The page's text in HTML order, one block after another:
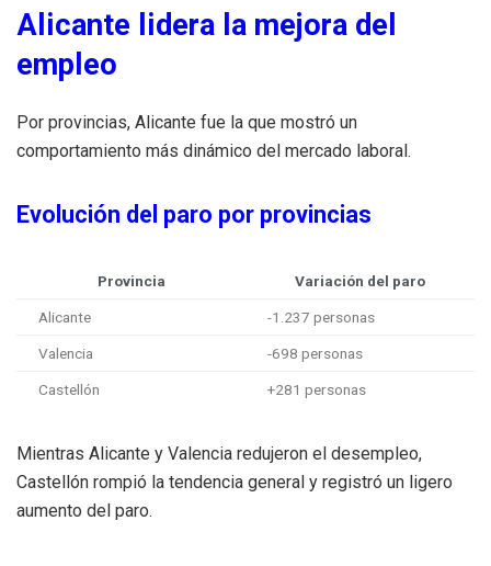
Alicante lidera la mejora del
empleo
Por provincias, Alicante fue la que mostró un
comportamiento más dinámico del mercado laboral.
Evolución del paro por provincias
Provincia Variación del paro
Alicante -1.237 personas
Valencia -698 personas
Castellón +281 personas
Mientras Alicante y Valencia redujeron el desempleo,
Castellón rompió la tendencia general y registró un ligero
aumento del paro.